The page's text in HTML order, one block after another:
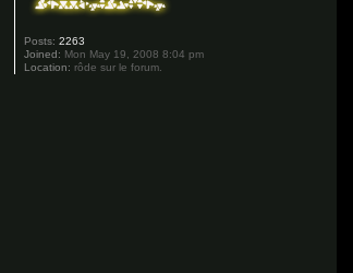
Posts: 2263
Joined: Mon May 19, 2008 8:04 pm
Location: rôde sur le forum.